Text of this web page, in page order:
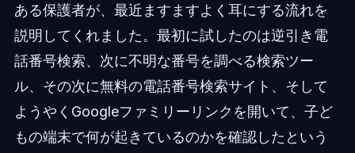
ある保護者が、最近ますますよく耳にする流れを
説明してくれました。最初に試したのは逆引き電
話番号検索、次に不明な番号を調べる検索ツー
ル、その次に無料の電話番号検索サイト、そして
ようやくGoogleファミリーリンクを開いて、子ど
もの端末で何が起きているのかを確認したという